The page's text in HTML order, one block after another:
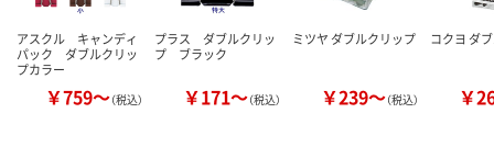
アスクル キャンディ
パック ダブルクリッ
プカラー
￥759～（税込）
プラス ダブルクリッ
プ ブラック
￥171～（税込）
ミツヤ ダブルクリップ
￥239～（税込）
コクヨ ダ
￥